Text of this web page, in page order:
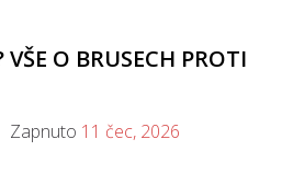
VŠE O BRUSECH PROTI
Zapnuto 11 čec, 2026